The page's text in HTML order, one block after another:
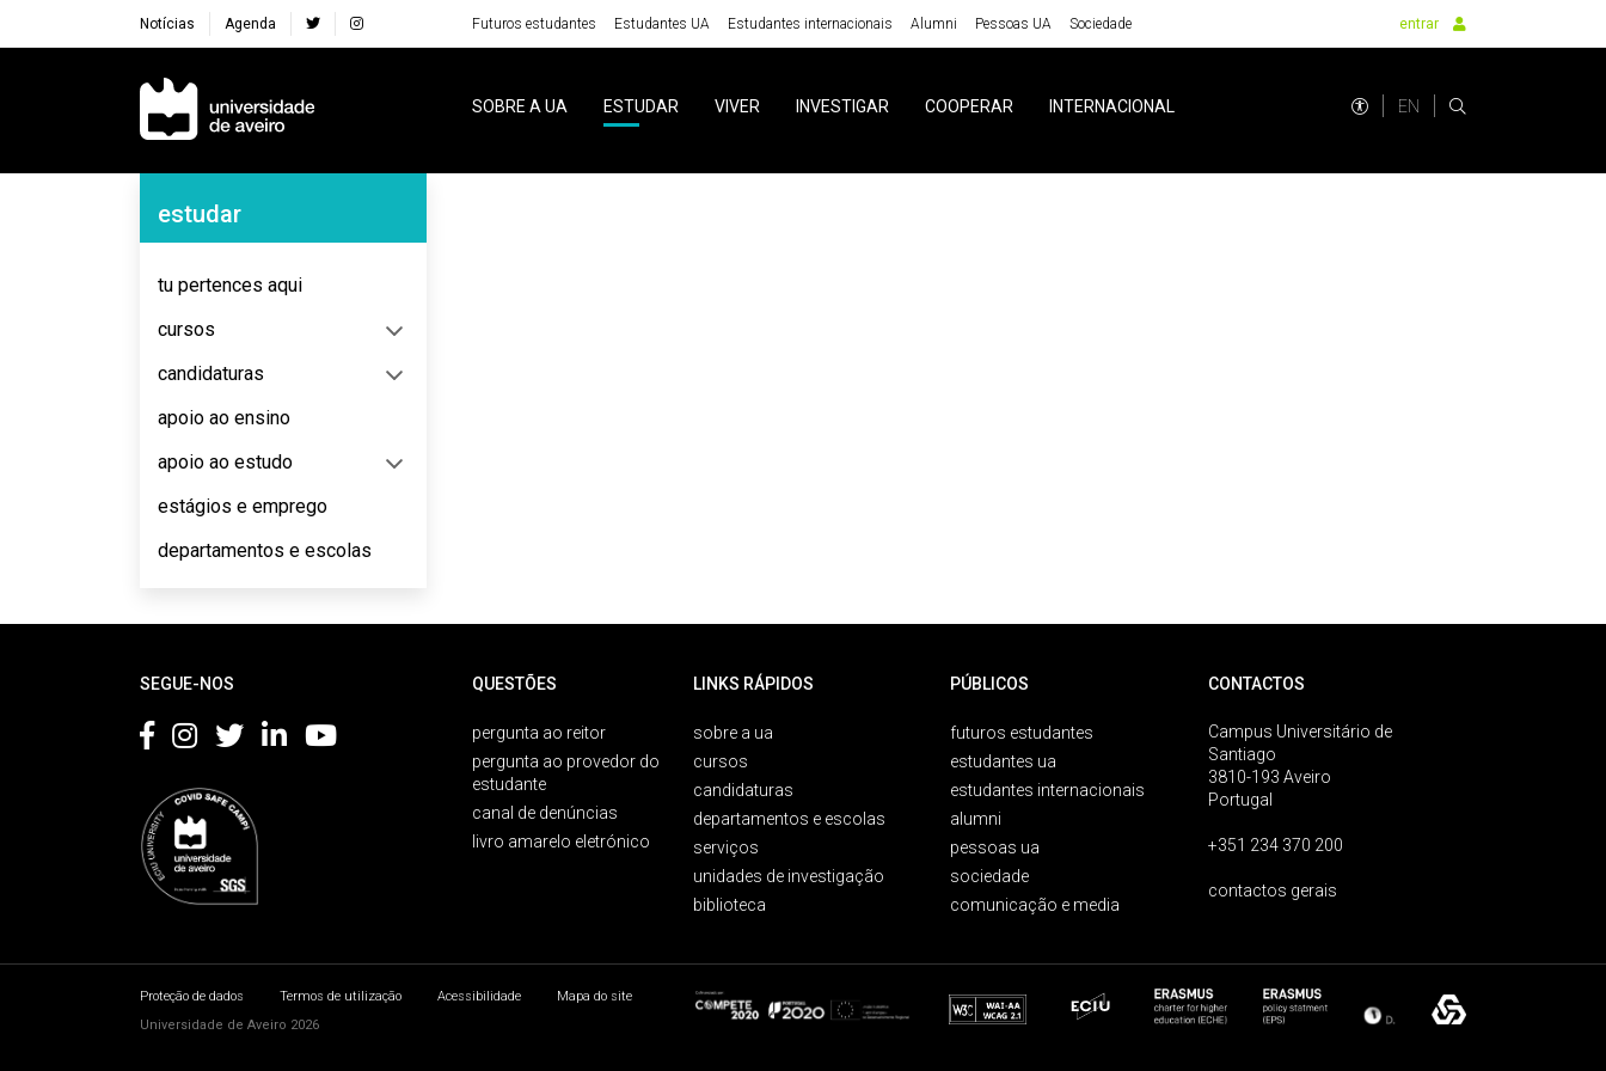
Notícias Agenda Futuros estudantes Estudantes UA Estudantes internacionais Alumni Pessoas UA Sociedade entrar
Navegação Principal
SOBRE A UA ESTUDAR VIVER INVESTIGAR COOPERAR INTERNACIONAL EN
Navegação Lateral
estudar
tu pertences aqui
cursos
candidaturas
apoio ao ensino
apoio ao estudo
estágios e emprego
departamentos e escolas
SEGUE-NOS QUESTÕES
pergunta ao reitor
pergunta ao provedor do
estudante
canal de denúncias
livro amarelo eletrónico
LINKS RÁPIDOS
sobre a ua
cursos
candidaturas
departamentos e escolas
serviços
unidades de investigação
biblioteca
PÚBLICOS
futuros estudantes
estudantes ua
estudantes internacionais
alumni
pessoas ua
sociedade
comunicação e media
CONTACTOS
Campus Universitário de
Santiago
3810-193 Aveiro
Portugal
+351 234 370 200
contactos gerais
Proteção de dados Termos de utilização Acessibilidade
Mapa do site
Universidade de Aveiro 2026